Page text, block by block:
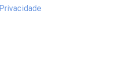
Privacidade